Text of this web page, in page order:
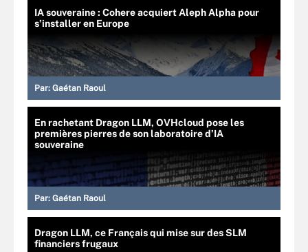
IA souveraine : Cohere acquiert Aleph Alpha pour
s’installer en Europe
Par: Gaétan Raoul
En rachetant Dragon LLM, OVHcloud pose les
premières pierres de son laboratoire d’IA
souveraine
Par: Gaétan Raoul
Dragon LLM, ce Français qui mise sur des SLM
financiers frugaux